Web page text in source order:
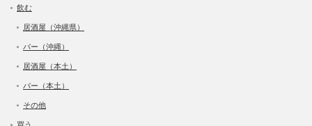
飲む
居酒屋（沖縄県）
バー（沖縄）
居酒屋（本土）
バー（本土）
その他